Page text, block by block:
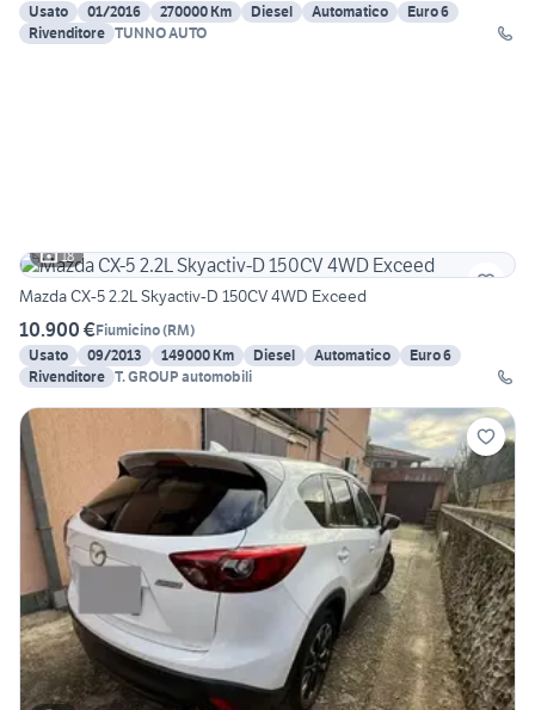
Usato
01/2016 270000 Km Diesel Automatico
Euro 6
Rivenditore TUNNO AUTO
18
Mazda CX-5 2.2L Skyactiv-D 150CV 4WD Exceed
10.900 €Fiumicino(RM)
Usato
09/2013 149000 Km Diesel Automatico
Euro 6
Rivenditore T. GROUP automobili